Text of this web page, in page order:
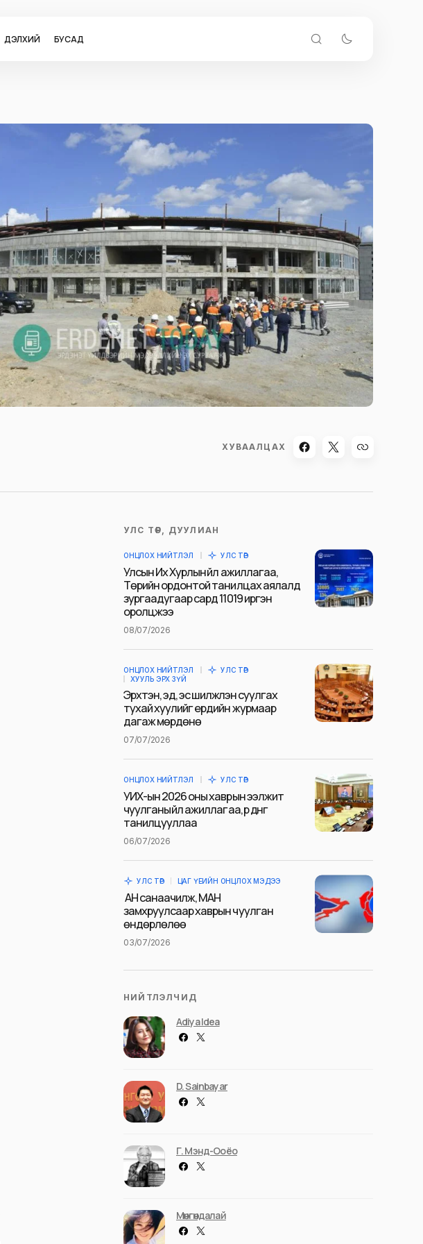
ДЭЛХИЙ БУСАД
ХУВААЛЦАХ
УЛС ТӨР, ДУУЛИАН
ОНЦЛОХ НИЙТЛЭЛ УЛС ТӨР
Улсын Их Хурлын үйл ажиллагаа,
Төрийн ордонтой танилцах аялалд
зургаадугаар сард 11019 иргэн
оролцжээ
08/07/2026
ОНЦЛОХ НИЙТЛЭЛ
УЛС ТӨР
ХУУЛЬ ЭРХ ЗҮЙ
Эрхтэн, эд, эс шилжүүлэн суулгах
тухай хуулийг ердийн журмаар
дагаж мөрдөнө
07/07/2026
ОНЦЛОХ НИЙТЛЭЛ УЛС ТӨР
УИХ-ын 2026 оны хаврын ээлжит
чуулганы үйл ажиллагаа, үр дүнг
танилцууллаа
06/07/2026
УЛС ТӨР ЦАГ ҮЕИЙН ОНЦЛОХ МЭДЭЭ
АН санаачилж, МАН
замхруулсаар хаврын чуулган
өндөрлөлөө
03/07/2026
НИЙТЛЭЛЧИД
Adiya Idea
D. Sainbayar
Г. Мэнд-Ооёо
Мөнгөндалай